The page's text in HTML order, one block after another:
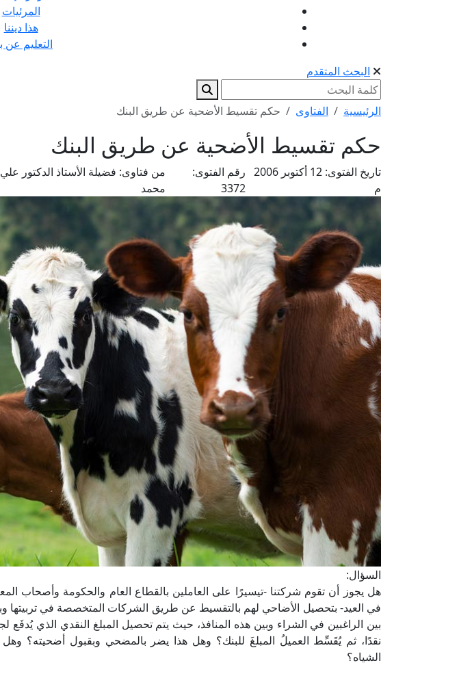
المرئيات
هذا ديننا
التعليم عن
البحث المتقدم
الرئيسية الفتاوى حكم تقسيط الأضحية عن طريق البنك
حكم تقسيط الأضحية عن طريق البنك
تاريخ الفتوى:
12 أكتوبر 2006
م
رقم الفتوى:
3372
من فتاوى: فضيلة الأستاذ الدكتور
محمد
السؤال:
هل يجوز أن تقوم شركتنا -تيسيرًا على العاملين بالقطاع العام والحكومة وأصحاب
في العيد- بتحصيل الأضاحي لهم بالتقسيط عن طريق الشركات المتخصصة في تربيتها
بين الراغبين في الشراء وبين هذه المنافذ، حيث يتم تحصيل المبلغ النقدي الذي يُدفَع
نقدًا، ثم يُقَسِّط العميلُ المبلغَ للبنك؟ وهل هذا يضر بالمضحي وبقبول أضحيته؟
الشياه؟